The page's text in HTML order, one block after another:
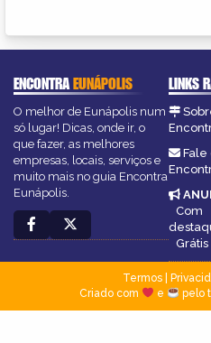
ENCONTRAEUNÁPOLIS
O melhor de Eunápolis num
só lugar! Dicas, onde ir, o
que fazer, as melhores
empresas, locais, serviços e
muito mais no guia Encontra
Eunápolis.
LINKS
Fale
Com
Grátis
Termos|
Criado com
e pelo